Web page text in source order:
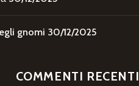
gnomi 30/12/2025
COMMENTI RECENTI